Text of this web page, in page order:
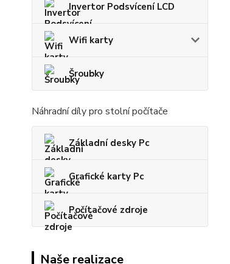
Invertor Podsvícení LCD
Wifi karty
Šroubky
Náhradní díly pro stolní počítače
Základní desky Pc
Grafické karty Pc
Počítačové zdroje
Naše realizace